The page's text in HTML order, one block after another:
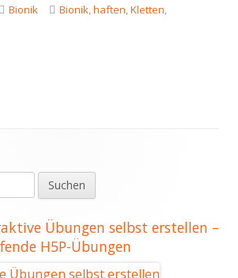
Kategorien
Bionik Schlagwörter
Bionik,haften,Kletten,
Übungen selbst erstellen –
H5P-Übungen